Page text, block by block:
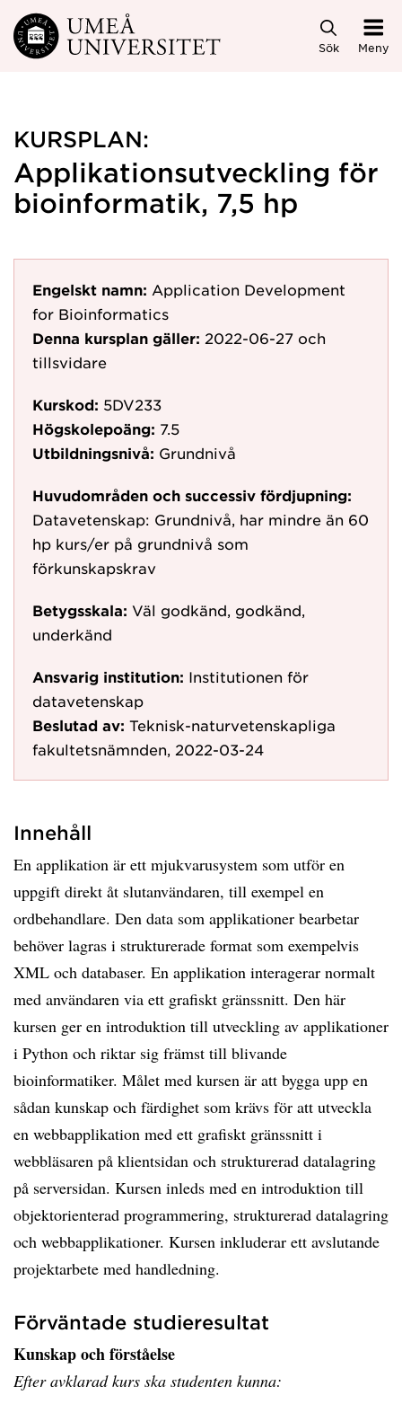
Hoppa direkt till innehållet
Sök Meny
KURSPLAN:
Applikationsutveckling för
bioinformatik, 7,5 hp
Engelskt namn: Application Development
for Bioinformatics
Denna kursplan gäller: 2022-06-27 och
tillsvidare
Kurskod: 5DV233
Högskolepoäng: 7.5
Utbildningsnivå: Grundnivå
Huvudområden och successiv fördjupning:
Datavetenskap: Grundnivå, har mindre än 60
hp kurs/er på grundnivå som
förkunskapskrav
Betygsskala: Väl godkänd, godkänd,
underkänd
Ansvarig institution: Institutionen för
datavetenskap
Beslutad av: Teknisk-naturvetenskapliga
fakultetsnämnden, 2022-03-24
Innehåll
En applikation är ett mjukvarusystem som utför en
uppgift direkt åt slutanvändaren, till exempel en
ordbehandlare. Den data som applikationer bearbetar
behöver lagras i strukturerade format som exempelvis
XML och databaser. En applikation interagerar normalt
med användaren via ett grafiskt gränssnitt. Den här
kursen ger en introduktion till utveckling av applikationer
i Python och riktar sig främst till blivande
bioinformatiker. Målet med kursen är att bygga upp en
sådan kunskap och färdighet som krävs för att utveckla
en webbapplikation med ett grafiskt gränssnitt i
webbläsaren på klientsidan och strukturerad datalagring
på serversidan. Kursen inleds med en introduktion till
objektorienterad programmering, strukturerad datalagring
och webbapplikationer. Kursen inkluderar ett avslutande
projektarbete med handledning.
Förväntade studieresultat
Kunskap och förståelse
Efter avklarad kurs ska studenten kunna: